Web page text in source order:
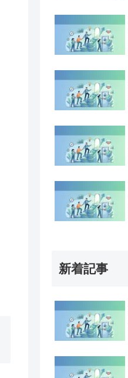
新着記事